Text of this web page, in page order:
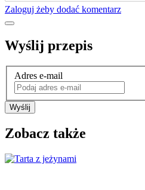
Zaloguj żeby dodać komentarz
Wyślij przepis
Adres e-mail
Wyślij
Zobacz także